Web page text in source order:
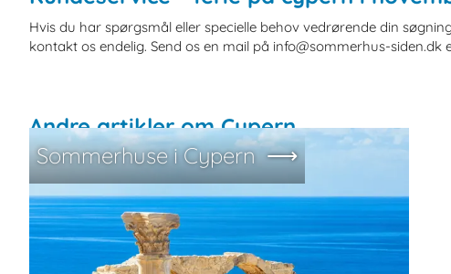
Hvis du har spørgsmål eller specielle behov vedrørende din
kontakt os endelig. Send os en mail på info@sommerhus-siden.dk
Andre artikler om Cypern
Sommerhuse i Cypern